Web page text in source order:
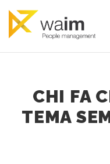
CHI FA
TEMA